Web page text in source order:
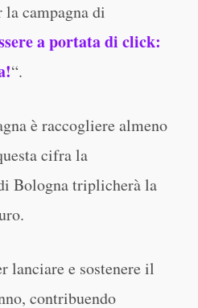
campagna di
a portata di click:
“.
è raccogliere almeno
cifra la
Bologna triplicherà la
lanciare e sostenere il
contribuendo